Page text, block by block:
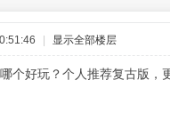
显示全部楼层
个好玩？个人推荐复古版，